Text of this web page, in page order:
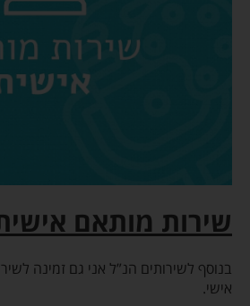
שירות מותאם
בנוסף לשירותים הנ”ל אני גם זמינה
אישי.